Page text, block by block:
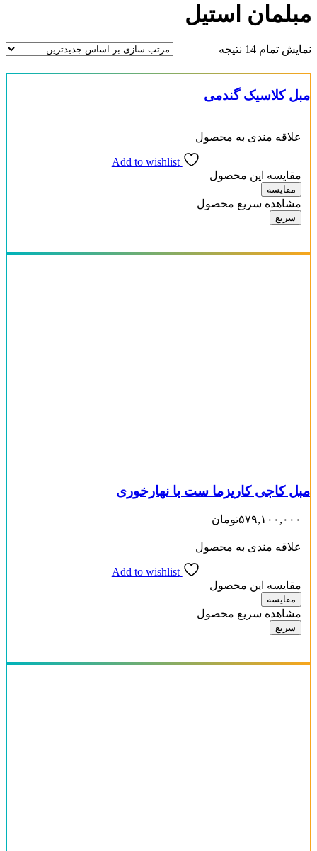
مبلمان استیل
نمایش تمام 14 نتیجه
6نفره
(0)
8 نفره
(0)
مبل کلاسیک گندمی
علاقه مندی به محصول
Add to wishlist
مقایسه این محصول
مقایسه
مشاهده سریع محصول
سریع
مبل کاجی کاریزما ست با نهارخوری
۵۷۹,۱۰۰,۰۰۰تومان
علاقه مندی به محصول
Add to wishlist
مقایسه این محصول
مقایسه
مشاهده سریع محصول
سریع